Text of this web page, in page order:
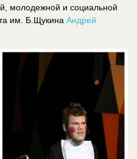
молодежной и социальной
им. Б.Щукина Андрей